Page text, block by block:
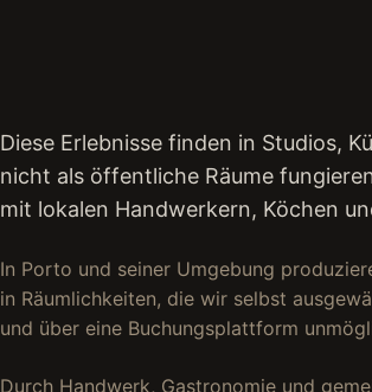
Diese Erlebnisse finden in Studios,
nicht als öffentliche Räume
mit lokalen Handwerkern, Köchen
In Porto und seiner Umgebung
in Räumlichkeiten, die wir selbst
und über eine Buchungsplattform
Durch Handwerk, Gastronomie und